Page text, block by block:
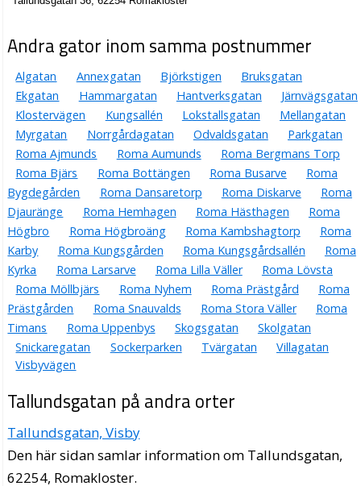
Andra gator inom samma postnummer
Algatan Annexgatan Björkstigen
Bruksgatan
Ekgatan
Hammargatan Hantverksgatan
Järnvägsgatan
Klostervägen
Kungsallén Lokstallsgatan
Mellangatan
Myrgatan
Norrgårdagatan Odvaldsgatan
Parkgatan
Roma Ajmunds
Roma Aumunds
Roma Bergmans Torp
Roma Bjärs
Roma Bottängen Roma Busarve
Roma
Bygdegården
Roma Dansaretorp Roma Diskarve
Roma
Djauränge
Roma Hemhagen Roma Hästhagen
Roma
Högbro
Roma Högbroäng Roma Kambshagtorp
Roma
Karby
Roma Kungsgården Roma Kungsgårdsallén
Roma
Kyrka
Roma Larsarve Roma Lilla Väller
Roma Lövsta
Roma Möllbjärs
Roma Nyhem Roma Prästgård
Roma
Prästgården
Roma Snauvalds Roma Stora Väller
Roma
Timans
Roma Uppenbys Skogsgatan
Skolgatan
Snickaregatan
Sockerparken Tvärgatan
Villagatan
Visbyvägen
Tallundsgatan på andra orter
Tallundsgatan, Visby
Den här sidan samlar information om Tallundsgatan,
62254, Romakloster.